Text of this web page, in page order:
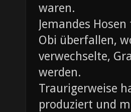
waren.
Jemandes
Obi überfallen,
verwechselte,
werden.
Traurigerweise
produziert und